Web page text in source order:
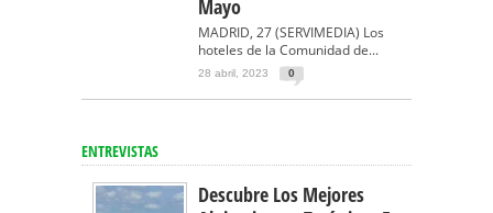
Mayo
MADRID, 27 (SERVIMEDIA) Los
hoteles de la Comunidad de...
28 abril, 2023 0
ENTREVISTAS
Descubre Los Mejores